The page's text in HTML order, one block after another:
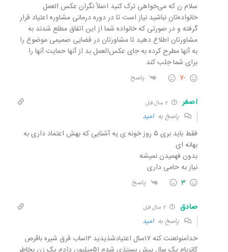
سلام ن که می‌خواهی ترک کنید اصلاً نگران عکس العمل
خانواده‌تان نباشید نیاز است تا در دوره درمانی مشاوره اعتیاد قرار
گرفته و در صورتی که خانواده شما از این اتفاق مطلع شدند به
مشاورتان اطلاع دهید تا مشاورتان در فضایی صمیمی موضوع را
به آنها مطرح کرده به جای عکس‌العمل بد از آنها حمایت آنها را
برای شما جلب کند
-7 پاسخ
اصغر 2 سال قبل
پاسخ بهامید
فقط باید بری ۵ روز خونه ی یه آشنایی که بهش اعتماد داری به
بهانه ای
بدون فهمیدن نمیشه
نیاز به حامی داری
3 پاسخ
صادق 2 سال قبل
پاسخ بهامید
خدامنولعنت کنه ۱۷سال اعتیادشذیدید ۱۲ساب قرق شیره باقرص